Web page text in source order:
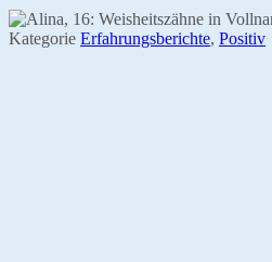
Kategorie Erfahrungsberichte, Positiv